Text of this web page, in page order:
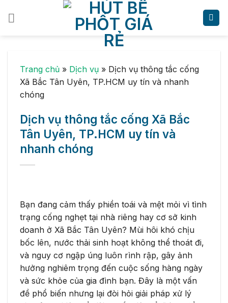
Trang chủ » Dịch vụ » Dịch vụ thông tắc cống
Xã Bắc Tân Uyên, TP.HCM uy tín và nhanh
chóng
Dịch vụ thông tắc cống Xã Bắc
Tân Uyên, TP.HCM uy tín và
nhanh chóng
Bạn đang cảm thấy phiền toái và mệt mỏi vì tình
trạng cống nghẹt tại nhà riêng hay cơ sở kinh
doanh ở Xã Bắc Tân Uyên? Mùi hôi khó chịu
bốc lên, nước thải sinh hoạt không thể thoát đi,
và nguy cơ ngập úng luôn rình rập, gây ảnh
hưởng nghiêm trọng đến cuộc sống hàng ngày
và sức khỏe của gia đình bạn. Đây là một vấn
đề phổ biến nhưng lại đòi hỏi giải pháp xử lý